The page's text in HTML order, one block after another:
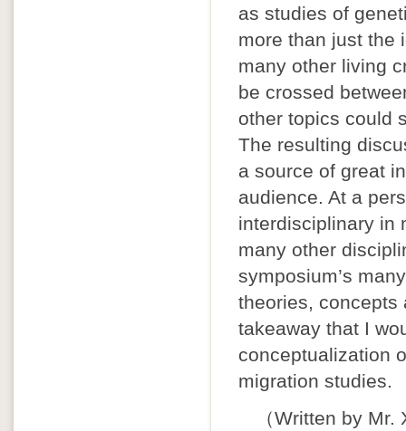
as studies of
more than just the
many other living
be crossed
other topics could
The resulting
a source of great
audience. At a
interdisciplinary in
many other
symposium’s
theories, concepts
takeaway that I
conceptualization
migration studies.
（Written by